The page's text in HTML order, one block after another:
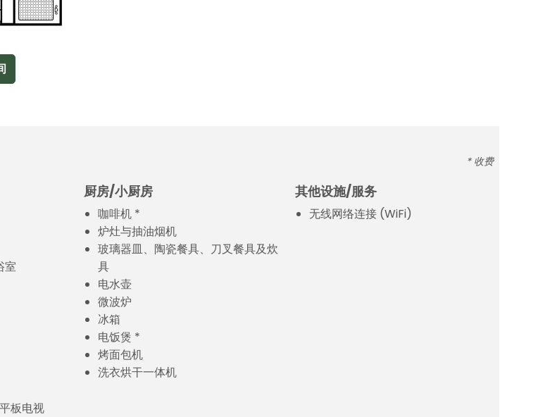
* 收费
室
板电视
厨房/小厨房
咖啡机 *
炉灶与抽油烟机
玻璃器皿、陶瓷餐具、刀叉餐具及炊
具
电水壶
微波炉
冰箱
电饭煲 *
烤面包机
洗衣烘干一体机
其他设施/服务
无线网络连接 (WiFi)